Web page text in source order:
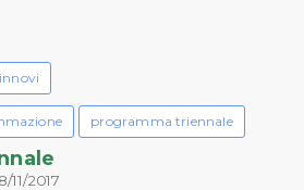
programma triennale
11/2017